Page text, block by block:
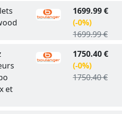
1699.99 €
(-0%)
1699.99 €
et
1750.40 €
(-0%)
1750.40 €